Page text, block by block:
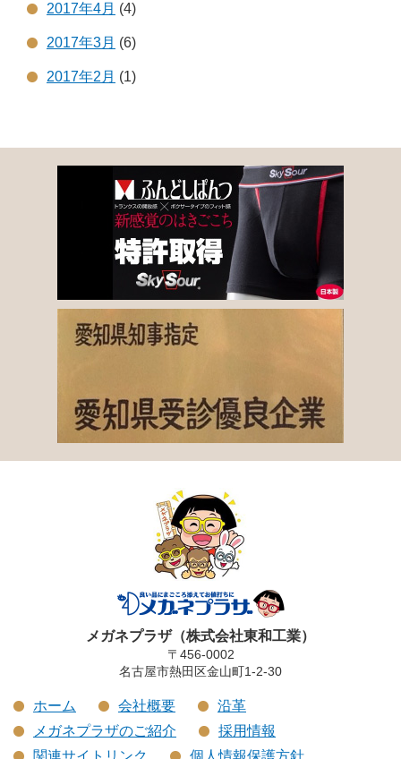
2017年4月 (4)
2017年3月 (6)
2017年2月 (1)
メガネプラザ（株式会社東和工業）
〒456-0002
名古屋市熱田区金山町1-2-30
ホーム 会社概要
沿革
メガネプラザのご紹介
採用情報
関連サイトリンク
個人情報保護方針